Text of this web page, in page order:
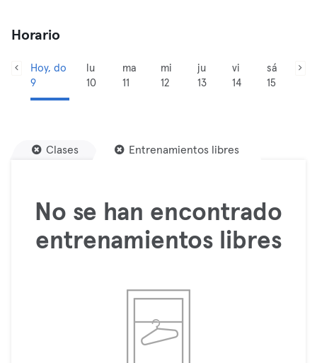
Horario
Hoy, do
9
lu
10
ma
11
mi
12
ju
13
vi
14
sá
15
Clases Entrenamientos libres
No se han encontrado
entrenamientos libres